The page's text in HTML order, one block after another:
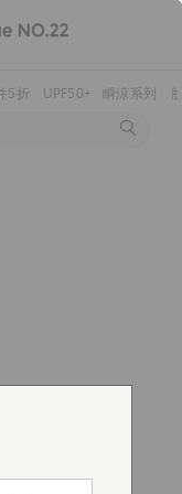
5折 UPF50+ 瞬涼系列